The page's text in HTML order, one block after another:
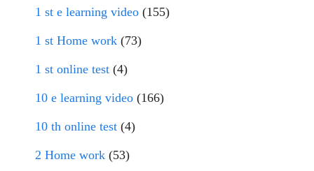
1 st e learning video (155)
1 st Home work (73)
1 st online test (4)
10 e learning video (166)
10 th online test (4)
2 Home work (53)